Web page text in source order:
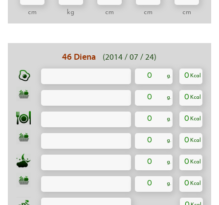
cm kg cm cm cm
46 Diena (2014 / 07 / 24)
0 0
0 0
0 0
0 0
0 0
0 0